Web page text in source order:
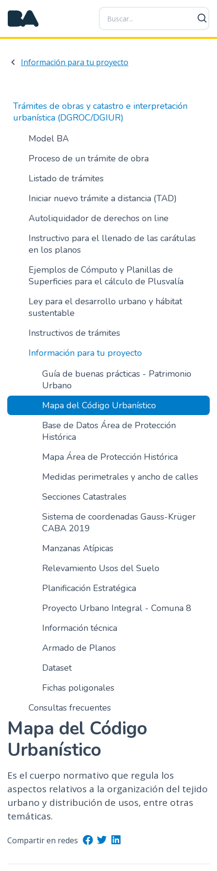
P
a
s
a
a
n
t
i
r
i
c
a
l
Información para tu proyecto
Trámites de obras y catastro e interpretación
urbanística (DGROC/DGIUR)
Model BA
Proceso de un trámite de obra
Listado de trámites
Iniciar nuevo trámite a distancia (TAD)
Autoliquidador de derechos on line
Instructivo para el llenado de las carátulas
en los planos
Ejemplos de Cómputo y Planillas de
Superficies para el cálculo de Plusvalía
Ley para el desarrollo urbano y hábitat
sustentable
Instructivos de trámites
Información para tu proyecto
Guía de buenas prácticas - Patrimonio
Urbano
Mapa del Código Urbanístico
Base de Datos Área de Protección
Histórica
Mapa Área de Protección Histórica
Medidas perimetrales y ancho de calles
Secciones Catastrales
Sistema de coordenadas Gauss-Krüger
CABA 2019
Manzanas Atípicas
Relevamiento Usos del Suelo
Planificación Estratégica
Proyecto Urbano Integral - Comuna 8
Información técnica
Armado de Planos
Dataset
Fichas poligonales
Consultas frecuentes
Mapa del Código
Urbanístico
Es el cuerpo normativo que regula los
aspectos relativos a la organización del tejido
urbano y distribución de usos, entre otras
temáticas.
Compartir en redes